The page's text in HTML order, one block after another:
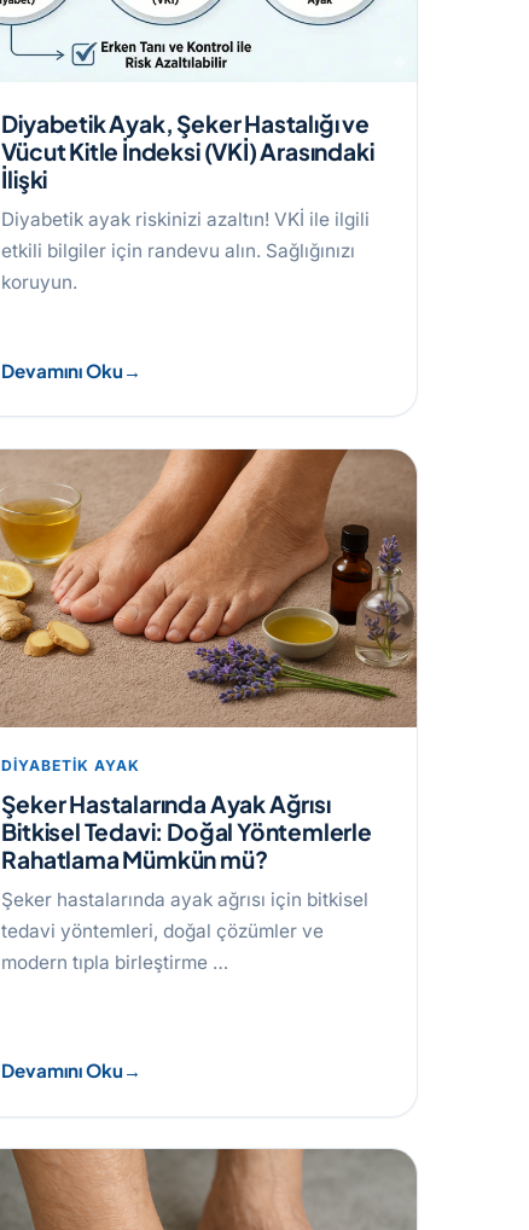
Diyabetik Ayak, Şeker Hastalığı ve
Vücut Kitle İndeksi (VKİ) Arasındaki
İlişki
Diyabetik ayak riskinizi azaltın! VKİ ile ilgili
etkili bilgiler için randevu alın. Sağlığınızı
koruyun.
Devamını Oku
DIYABETIK AYAK
Şeker Hastalarında Ayak Ağrısı
Bitkisel Tedavi: Doğal Yöntemlerle
Rahatlama Mümkün mü?
Şeker hastalarında ayak ağrısı için bitkisel
tedavi yöntemleri, doğal çözümler ve
modern tıpla birleştirme …
Devamını Oku